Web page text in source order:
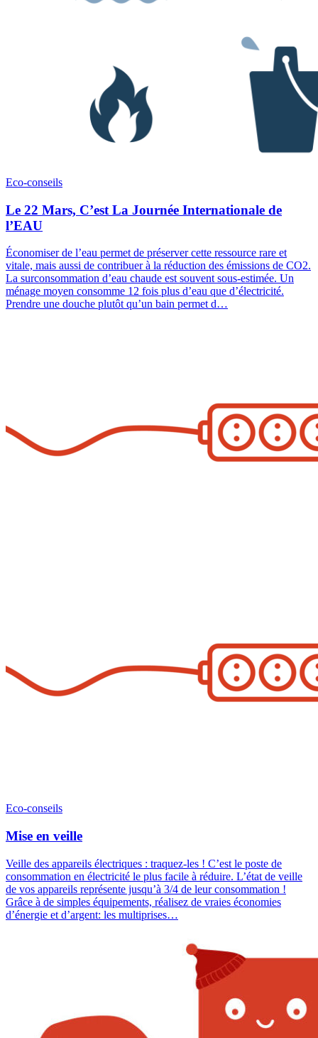
Eco-conseils
Le 22 Mars, C’est La Journée Internationale de
l’EAU
Économiser de l’eau permet de préserver cette ressource rare et
vitale, mais aussi de contribuer à la réduction des émissions de CO2.
La surconsommation d’eau chaude est souvent sous-estimée. Un
ménage moyen consomme 12 fois plus d’eau que d’électricité.
Prendre une douche plutôt qu’un bain permet d…
Eco-conseils
Mise en veille
Veille des appareils électriques : traquez-les ! C’est le poste de
consommation en électricité le plus facile à réduire. L’état de veille
de vos appareils représente jusqu’à 3/4 de leur consommation !
Grâce à de simples équipements, réalisez de vraies économies
d’énergie et d’argent: les multiprises…